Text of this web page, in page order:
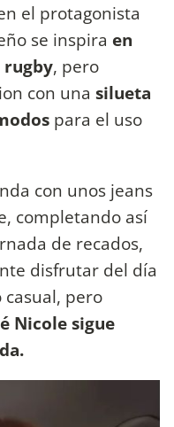
el protagonista
se inspira en
rugby, pero
con una silueta
para el uso
con unos jeans
completando así
de recados,
disfrutar del día
casual, pero
Nicole sigue